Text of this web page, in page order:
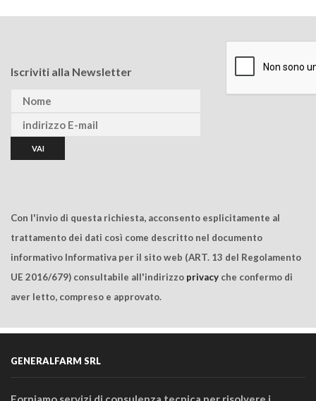
Iscriviti alla Newsletter
Con l'invio di questa richiesta, acconsento esplicitamente al
trattamento dei dati così come descritto nel documento
informativo Informativa per il sito web (ART. 13 del Regolamento
UE 2016/679) consultabile all'indirizzo privacy che confermo di
aver letto, compreso e approvato.
GENERALFARM SRL